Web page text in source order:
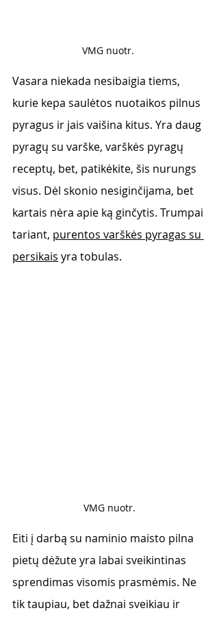
VMG nuotr.
Vasara niekada nesibaigia tiems,
kurie kepa saulėtos nuotaikos pilnus
pyragus ir jais vaišina kitus. Yra daug
pyragų su varške, varškės pyragų
receptų, bet, patikėkite, šis nurungs
visus. Dėl skonio nesiginčijama, bet
kartais nėra apie ką ginčytis. Trumpai
tariant, purentos varškės pyragas su
persikais yra tobulas.
VMG nuotr.
Eiti į darbą su naminio maisto pilna
pietų dėžute yra labai sveikintinas
sprendimas visomis prasmėmis. Ne
tik taupiau, bet dažnai sveikiau ir